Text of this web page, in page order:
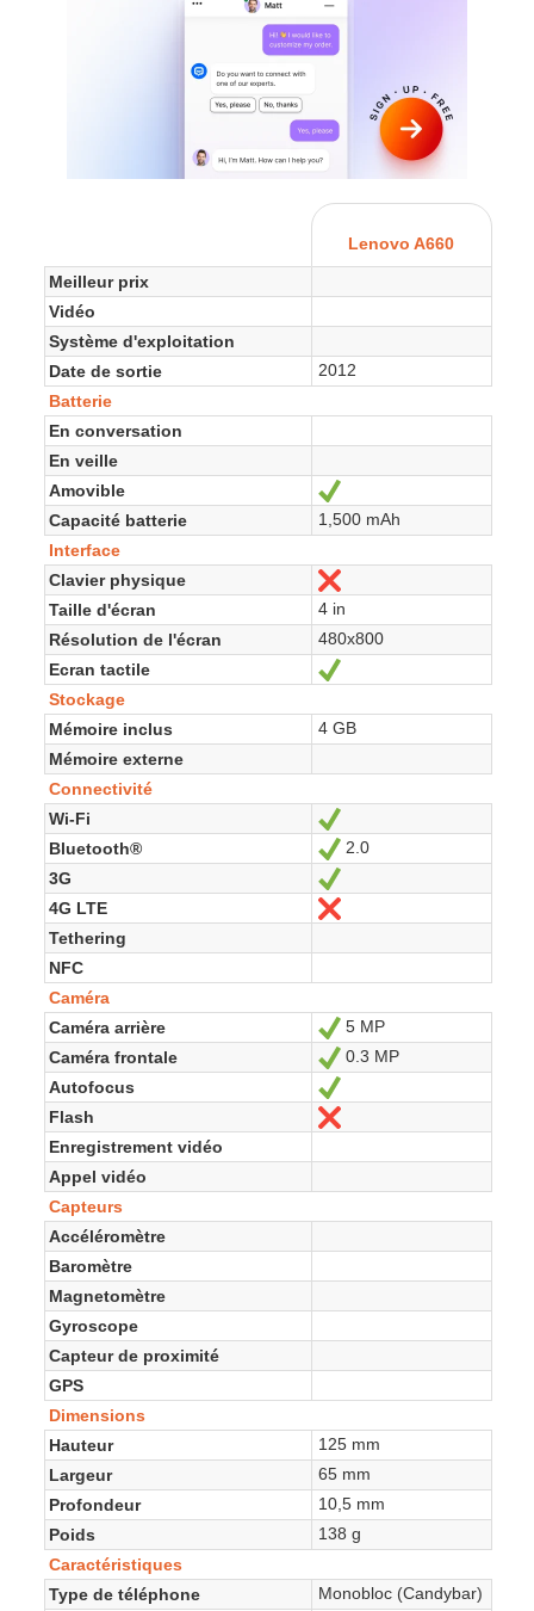
Lenovo A660
Meilleur prix
Vidéo
Système d'exploitation
Date de sortie
2012
Batterie
En conversation
En veille
Amovible
Capacité batterie
1,500 mAh
Interface
Clavier physique
Taille d'écran
4 in
Résolution de l'écran
480x800
Ecran tactile
Stockage
Mémoire inclus
4 GB
Mémoire externe
Connectivité
Wi-Fi
Bluetooth®
Oui
2.0
3G
4G LTE
Tethering
NFC
Caméra
Caméra arrière
Oui
5 MP
Caméra frontale
Oui
0.3 MP
Autofocus
Flash
Enregistrement vidéo
Appel vidéo
Capteurs
Accéléromètre
Baromètre
Magnetomètre
Gyroscope
Capteur de proximité
GPS
Dimensions
Hauteur
125 mm
Largeur
65 mm
Profondeur
10,5 mm
Poids
138 g
Caractéristiques
Type de téléphone
Monobloc (Candybar)